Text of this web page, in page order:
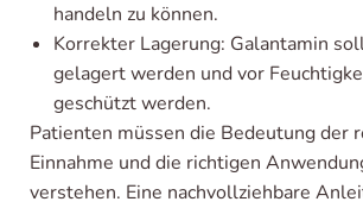
handeln zu können.
Korrekter Lagerung: Galantamin
gelagert werden und vor
geschützt werden.
Patienten müssen die Bedeutung der
Einnahme und die richtigen
verstehen. Eine nachvollziehbare